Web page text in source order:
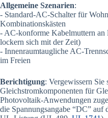
Allgemeine Szenarien:
- Standard-AC-Schalter für
Kombinationskästen
- AC-konforme Kabelmuttern
lockern sich mit der Zeit)
- Innenraumtaugliche AC-
im Freien
Berichtigung: Vergewissern Sie
Gleichstromkomponenten für
Photovoltaik-Anwendungen
die Spannungsangabe “DC” auf